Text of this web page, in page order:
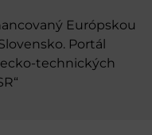
Európskou
Portál
technických